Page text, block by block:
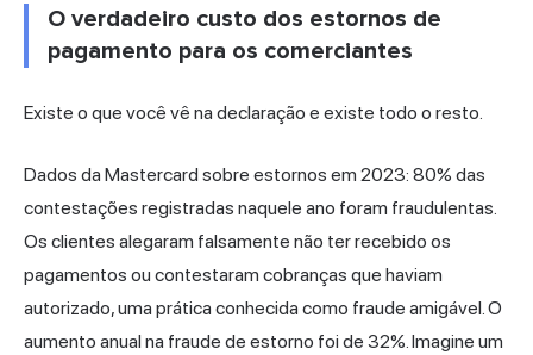
O verdadeiro custo dos estornos de
pagamento para os comerciantes
Existe o que você vê na declaração e existe todo o resto.
Dados da Mastercard sobre estornos em 2023: 80% das
contestações registradas naquele ano foram fraudulentas.
Os clientes alegaram falsamente não ter recebido os
pagamentos ou contestaram cobranças que haviam
autorizado, uma prática conhecida como fraude amigável. O
aumento anual na fraude de estorno foi de 32%. Imagine um